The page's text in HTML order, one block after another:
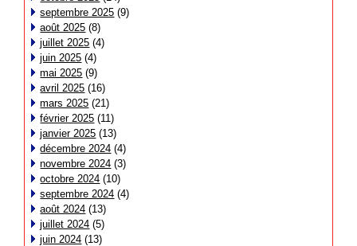
septembre 2025 (9)
août 2025 (8)
juillet 2025 (4)
juin 2025 (4)
mai 2025 (9)
avril 2025 (16)
mars 2025 (21)
février 2025 (11)
janvier 2025 (13)
décembre 2024 (4)
novembre 2024 (3)
octobre 2024 (10)
septembre 2024 (4)
août 2024 (13)
juillet 2024 (5)
juin 2024 (13)